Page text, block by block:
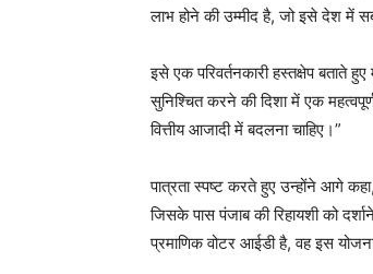
लाभ होने की उम्मीद है, जो इसे देश में
इसे एक परिवर्तनकारी हस्तक्षेप बताते
सुनिश्चित करने की दिशा में एक
वित्तीय आजादी में बदलना चाहिए।”
पात्रता स्पष्ट करते हुए उन्होंने आगे
जिसके पास पंजाब की रिहायशी को
प्रमाणिक वोटर आईडी है, वह इस